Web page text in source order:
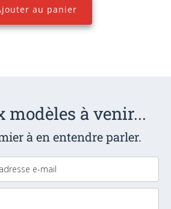
au panier
modèles à venir...
à en entendre parler.